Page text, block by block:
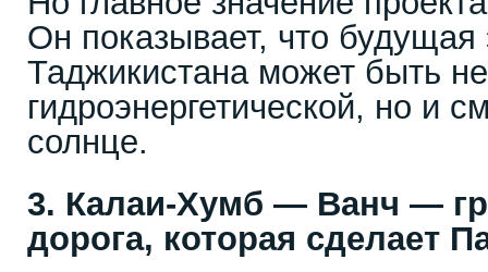
Он показывает, что будущая
Таджикистана может быть
гидроэнергетической, но и
солнце.
3. Калаи-Хумб — Ванч —
дорога, которая сделает